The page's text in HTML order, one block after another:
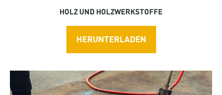
HOLZ UND HOLZWERKSTOFFE
HERUNTERLADEN